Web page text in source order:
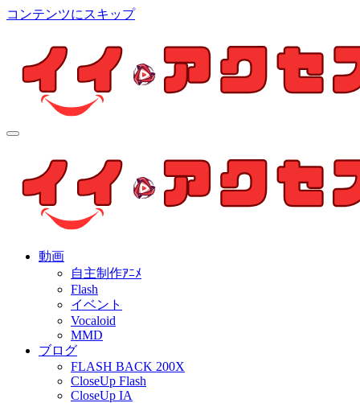
コンテンツにスキップ
個人制作アニメを中心とした動画紹介ブログ
動画
自主制作ｱﾆﾒ
Flash
イベント
Vocaloid
MMD
ブログ
FLASH BACK 200X
CloseUp Flash
CloseUp IA